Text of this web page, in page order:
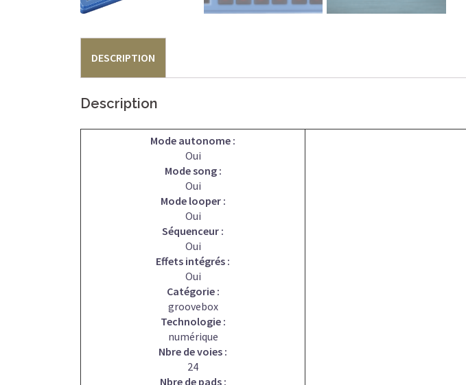
DESCRIPTION
Description
Mode autonome :
Oui
Mode song :
Oui
Mode looper :
Oui
Séquenceur :
Oui
Effets intégrés :
Oui
Catégorie :
groovebox
Technologie :
numérique
Nbre de voies :
24
Nbre de pads :